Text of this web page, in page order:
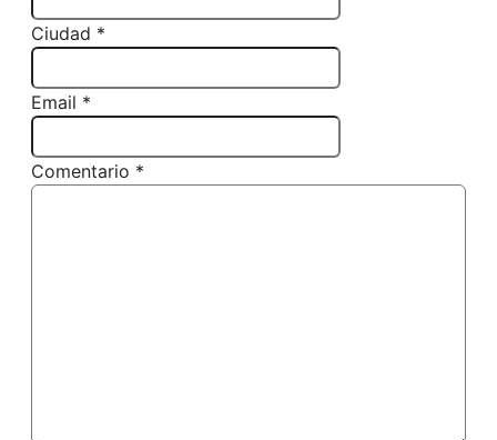
Ciudad *
Email *
Comentario *